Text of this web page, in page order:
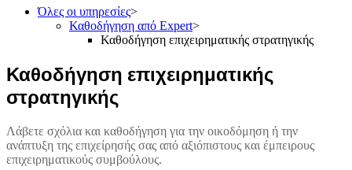
Όλες οι υπηρεσίες>
Καθοδήγηση από Expert>
Καθοδήγηση επιχειρηματικής στρατηγικής
Καθοδήγηση επιχειρηματικής
στρατηγικής
Λάβετε σχόλια και καθοδήγηση για την οικοδόμηση ή την
ανάπτυξη της επιχείρησής σας από αξιόπιστους και έμπειρους
επιχειρηματικούς συμβούλους.